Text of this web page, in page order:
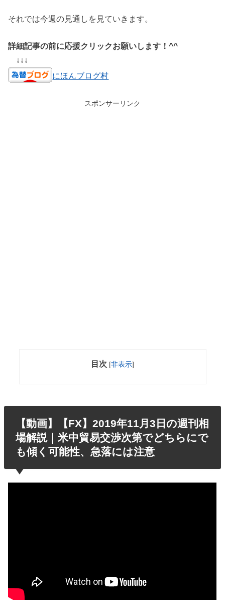
それでは今週の見通しを見ていきます。
詳細記事の前に応援クリックお願いします！^^
↓↓↓
にほんブログ村
スポンサーリンク
目次 [非表示]
【動画】【FX】2019年11月3日の週刊相
場解説｜米中貿易交渉次第でどちらにで
も傾く可能性、急落には注意